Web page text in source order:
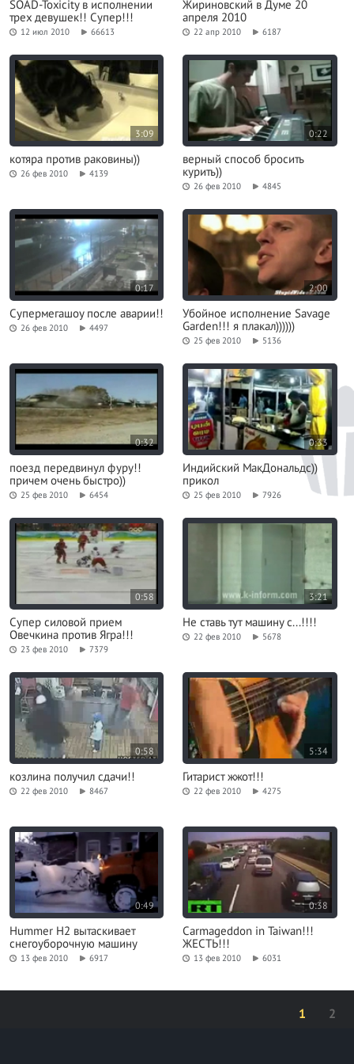
SOAD-Toxicity в исполнении
трех девушек!! Супер!!!
12 июл 2010 66613
Жириновский в Думе 20
апреля 2010
22 апр 2010 6187
3:09
котяра против раковины))
26 фев 2010 4139
0:22
верный способ бросить
курить))
26 фев 2010 4845
0:17
Супермегашоу после аварии!!
26 фев 2010 4497
2:00
Убойное исполнение Savage
Garden!!! я плакал))))))
25 фев 2010 5136
0:32
поезд передвинул фуру!!
причем очень быстро))
25 фев 2010 6454
0:33
Индийский МакДональдс))
прикол
25 фев 2010 7926
0:58
Супер силовой прием
Овечкина против Ягра!!!
23 фев 2010 7379
3:21
Не ставь тут машину с...!!!!
22 фев 2010 5678
0:58
козлина получил сдачи!!
22 фев 2010 8467
5:34
Гитарист жжот!!!
22 фев 2010 4275
0:49
Hummer H2 вытаскивает
снегоуборочную машину
13 фев 2010 6917
0:38
Carmageddon in Taiwan!!!
ЖЕСТЬ!!!
13 фев 2010 6031
1 2